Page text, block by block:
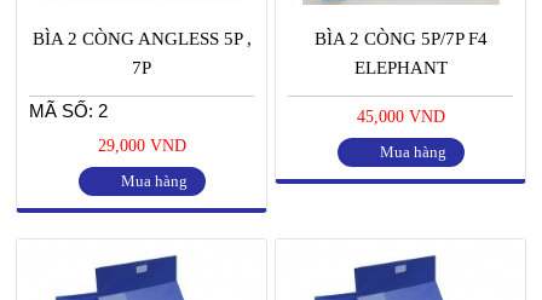
BÌA 2 CÒNG ANGLESS 5P ,
7P
MÃ SỐ: 2
29,000 VND
Mua hàng
BÌA 2 CÒNG 5P/7P F4
ELEPHANT
45,000 VND
Mua hàng